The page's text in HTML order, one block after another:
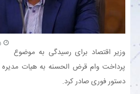
بانک
وزیر اقتصاد برای رسیدگی به موضوع
پرداخت وام قرض الحسنه به هیات
دستور فوری صادر کرد.